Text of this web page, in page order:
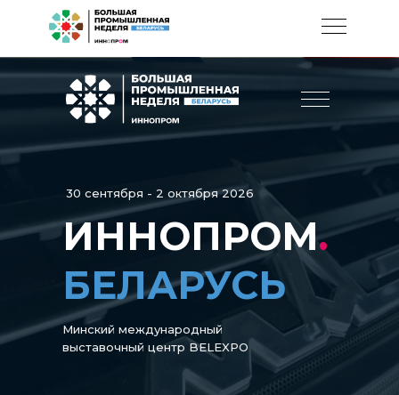
ИННОПРОМ.
БЕЛАРУСЬ
30 сентября - 2 октября 2026
Минский международный
выставочный центр BELEXPO